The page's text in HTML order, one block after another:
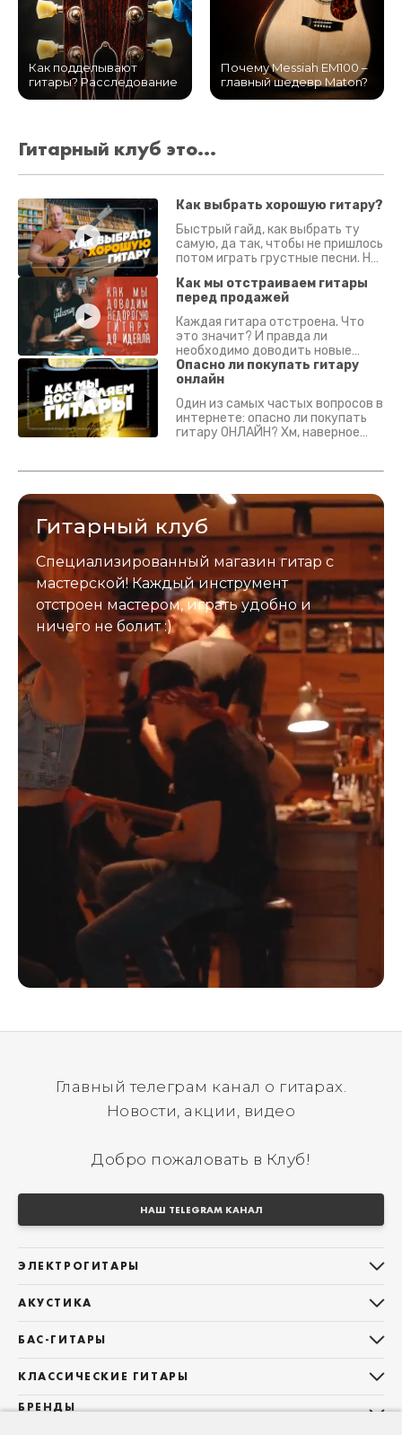
Как подделывают
гитары? Расследование
Почему Messiah EM100 –
главный шедевр Maton?
Гитарный клуб это...
Как выбрать хорошую гитару?
Быстрый гайд, как выбрать ту
самую, да так, чтобы не пришлось
потом играть грустные песни. На
Как мы отстраиваем гитары
перед продажей
Каждая гитара отстроена. Что
это значит? И правда ли
необходимо доводить новые
гитары? Если кратко - да.
Подробно - в видео :)
Опасно ли покупать гитару
онлайн
Один из самых частых вопросов в
интернете: опасно ли покупать
гитару ОНЛАЙН? Хм, наверное
застрахован. Случись что -
Гитарный клуб
Специализированный магазин гитар с
мастерской! Каждый инструмент
отстроен мастером, играть удобно и
ничего не болит :)
Главный телеграм канал о гитарах.
Новости, акции, видео
Добро пожаловать в Клуб!
НАШ TELEGRAM КАНАЛ
ЭЛЕКТРОГИТАРЫ
Telecaster
Les Paul
Superstrat
АКУСТИКА
Фолки (ОМ, 000, 00)
Гранд Аудиториум
БАС-ГИТАРЫ
Precision Bass
КЛАССИЧЕСКИЕ ГИТАРЫ
Все классические гитары
БРЕНДЫ